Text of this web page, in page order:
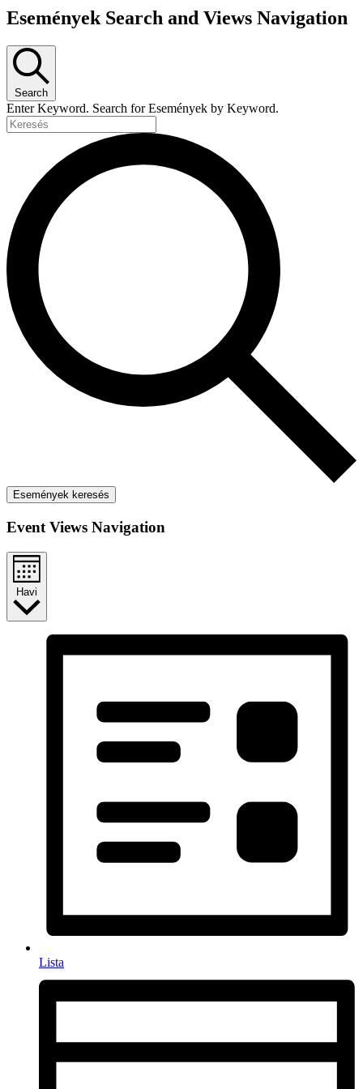
Események Search and Views Navigation
Search
Enter Keyword. Search for Események by Keyword.
Események keresés
Event Views Navigation
Havi
Lista